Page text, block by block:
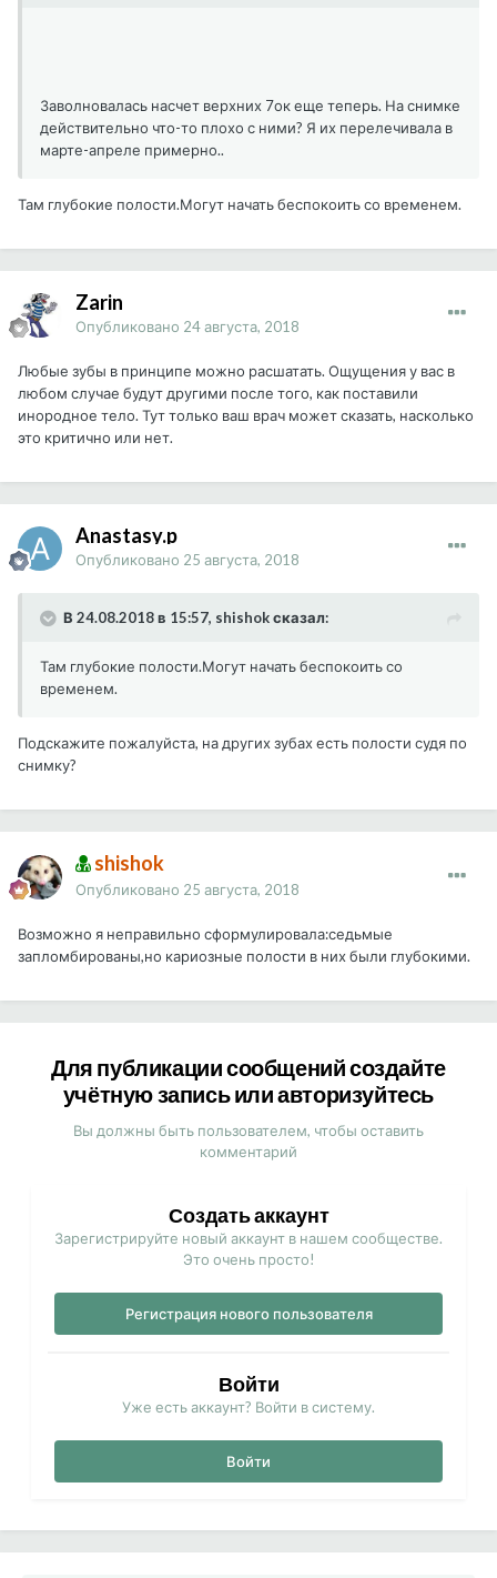
Заволновалась насчет верхних 7ок еще теперь. На снимке
действительно что-то плохо с ними? Я их перелечивала в
марте-апреле примерно..
Там глубокие полости.Могут начать беспокоить со временем.
Zarin
Опубликовано 24 августа, 2018
Любые зубы в принципе можно расшатать. Ощущения у вас в
любом случае будут другими после того, как поставили
инородное тело. Тут только ваш врач может сказать, насколько
это критично или нет.
Anastasy.p
Опубликовано 25 августа, 2018
В 24.08.2018 в 15:57, shishok сказал:
Там глубокие полости.Могут начать беспокоить со
временем.
Подскажите пожалуйста, на других зубах есть полости судя по
снимку?
shishok
Опубликовано 25 августа, 2018
Возможно я неправильно сформулировала:седьмые
запломбированы,но кариозные полости в них были глубокими.
Для публикации сообщений создайте
учётную запись или авторизуйтесь
Вы должны быть пользователем, чтобы оставить
комментарий
Создать аккаунт
Зарегистрируйте новый аккаунт в нашем сообществе.
Это очень просто!
Регистрация нового пользователя
Войти
Уже есть аккаунт? Войти в систему.
Войти